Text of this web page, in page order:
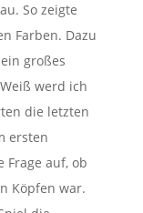
So zeigte
Farben. Dazu
großes
werd ich
die letzten
ersten
Frage auf, ob
Köpfen war.